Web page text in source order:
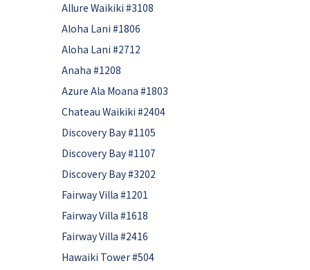
Allure Waikiki #3108
Aloha Lani #1806
Aloha Lani #2712
Anaha #1208
Azure Ala Moana #1803
Chateau Waikiki #2404
Discovery Bay #1105
Discovery Bay #1107
Discovery Bay #3202
Fairway Villa #1201
Fairway Villa #1618
Fairway Villa #2416
Hawaiki Tower #504